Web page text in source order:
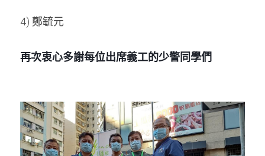
4) 鄭毓元
再次衷心多謝每位出席義工的少警同學們